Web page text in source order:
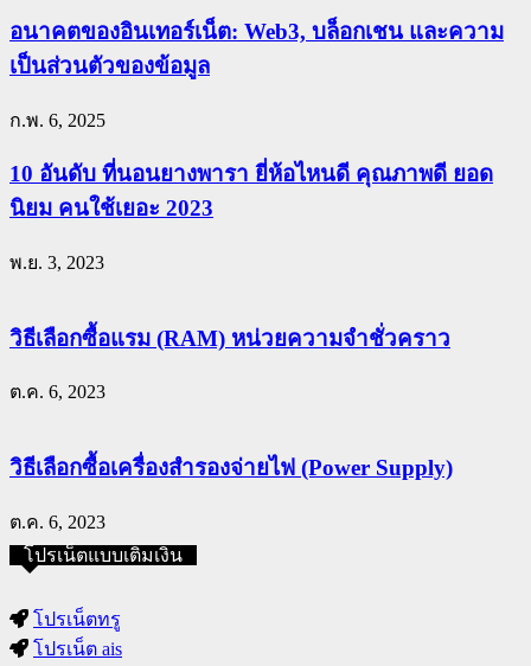
อนาคตของอินเทอร์เน็ต: Web3, บล็อกเชน และความ
เป็นส่วนตัวของข้อมูล
ก.พ. 6, 2025
10 อันดับ ที่นอนยางพารา ยี่ห้อไหนดี คุณภาพดี ยอด
นิยม คนใช้เยอะ 2023
พ.ย. 3, 2023
วิธีเลือกซื้อแรม (RAM) หน่วยความจำชั่วคราว
ต.ค. 6, 2023
วิธีเลือกซื้อเครื่องสำรองจ่ายไฟ (Power Supply)
ต.ค. 6, 2023
โปรเน็ตแบบเติมเงิน
โปรเน็ตทรู
โปรเน็ต ais